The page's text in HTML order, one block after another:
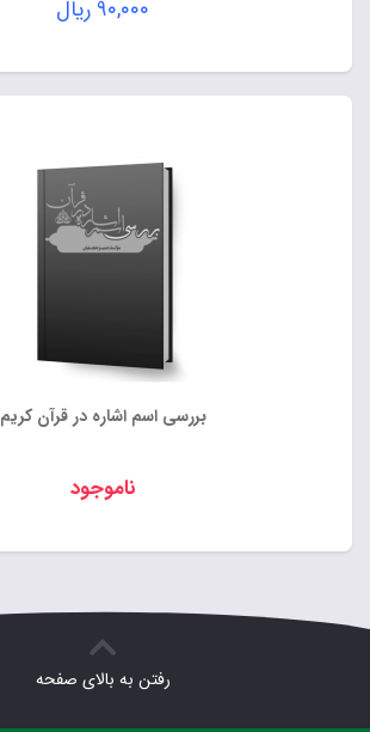
۹۰,۰۰۰ ریال
بررسی اسم اشاره در قرآن کریم
ناموجود
رفتن به بالای صفحه